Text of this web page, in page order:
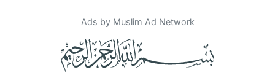
Ads by Muslim Ad Network